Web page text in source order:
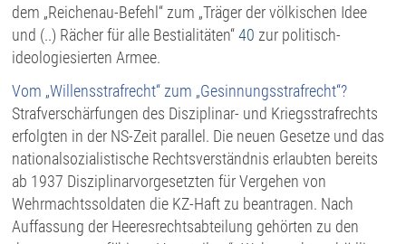
dem „Reichenau-Befehl“ zum „Träger der völkischen Idee
und (..) Rächer für alle Bestialitäten“40 zur politisch-
ideologiesierten Armee.
Vom „Willensstrafrecht“ zum „Gesinnungsstrafrecht“?
Strafverschärfungen des Disziplinar- und Kriegsstrafrechts
erfolgten in der NS-Zeit parallel. Die neuen Gesetze und das
nationalsozialistische Rechtsverständnis erlaubten bereits
ab 1937 Disziplinarvorgesetzten für Vergehen von
Wehrmachtssoldaten die KZ-Haft zu beantragen. Nach
Auffassung der Heeresrechtsabteilung gehörten zu den